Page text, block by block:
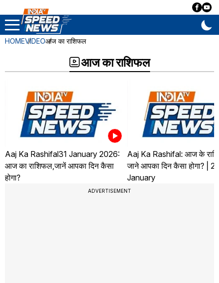
HOMEVIDEOआज का राशिफल
आज का राशिफल
Aaj Ka Rashifal31 January 2026:
आज का राशिफल,जानें आपका दिन कैसा
होगा?
Aaj Ka Rashifal: आज के
जाने आपका दिन कैसा होगा? |
January
ADVERTISEMENT